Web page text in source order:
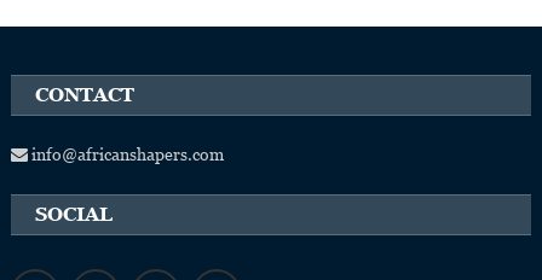
CONTACT
info@africanshapers.com
SOCIAL